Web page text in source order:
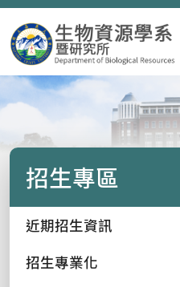
招生專區
近期招生資訊
招生專業化